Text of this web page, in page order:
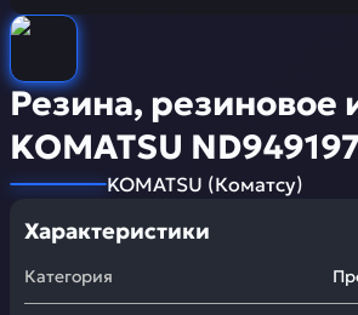
Резина, резиновое
KOMATSU
KOMATSU (Коматсу)
Характеристики
Категория